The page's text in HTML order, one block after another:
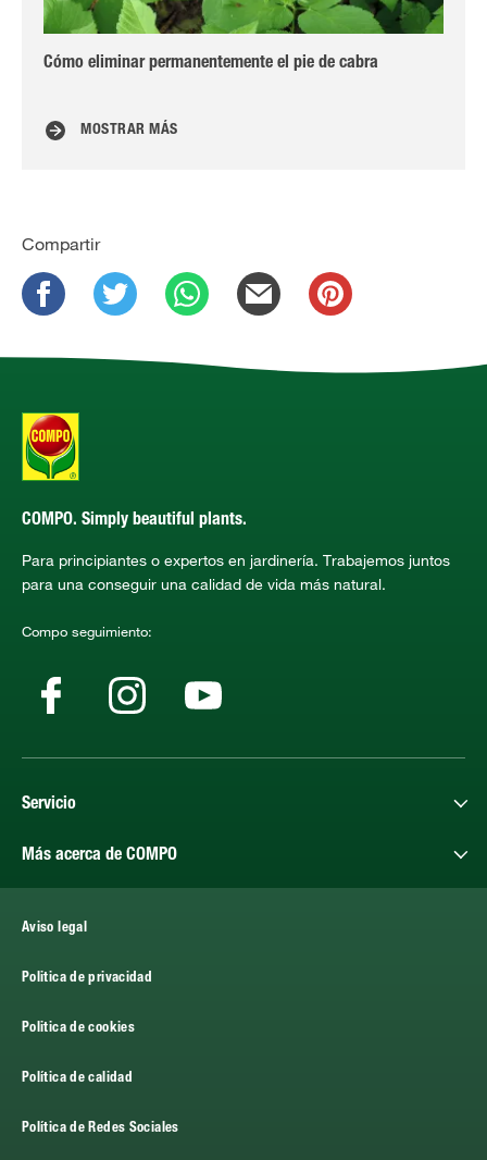
Cómo eliminar permanentemente el pie de cabra
MOSTRAR MÁS
Compartir
COMPO. Simply beautiful plants.
Para principiantes o expertos en jardinería. Trabajemos juntos
para una conseguir una calidad de vida más natural.
Compo seguimiento:
Servicio
Más acerca de COMPO
Aviso legal
Politica de privacidad
Politica de cookies
Política de calidad
Política de Redes Sociales